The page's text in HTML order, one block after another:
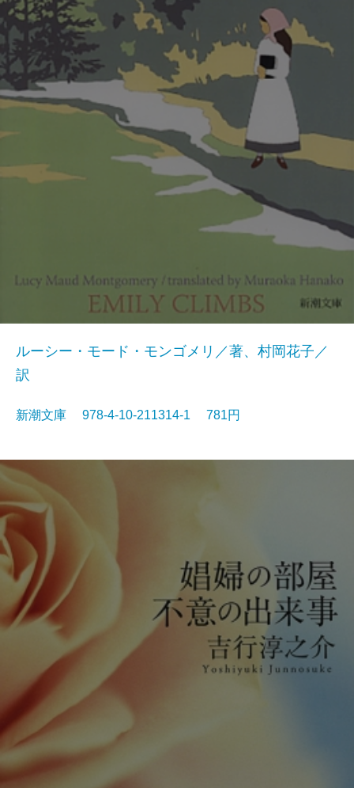
ルーシー・モード・モンゴメリ／著、村岡花子／
訳
新潮文庫 978-4-10-211314-1 781円